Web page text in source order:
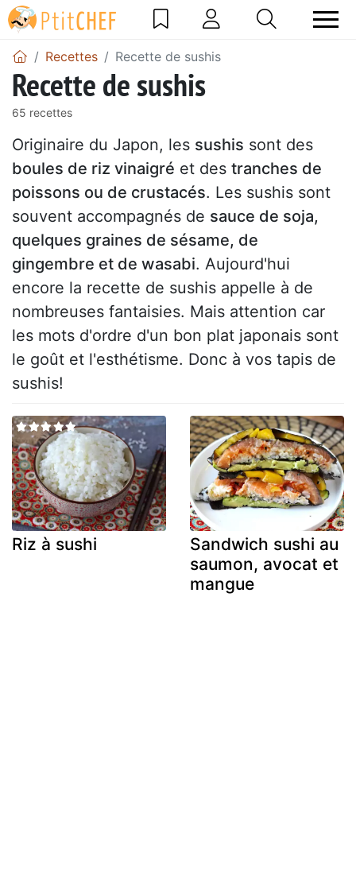
Recettes Recette de sushis
Recette de sushis
65 recettes
Originaire du Japon, les sushis sont des
boules de riz vinaigré et des tranches de
poissons ou de crustacés. Les sushis sont
souvent accompagnés de sauce de soja,
quelques graines de sésame, de
gingembre et de wasabi. Aujourd'hui
encore la recette de sushis appelle à de
nombreuses fantaisies. Mais attention car
les mots d'ordre d'un bon plat japonais sont
le goût et l'esthétisme. Donc à vos tapis de
sushis!
Riz à sushi
Sandwich sushi au
saumon, avocat et
mangue